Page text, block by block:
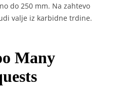
do 250 mm. Na zahtevo
valje iz karbidne trdine.